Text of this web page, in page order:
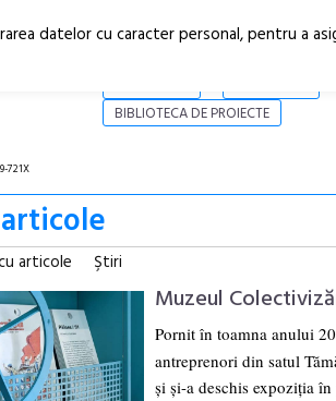
BIBLIOTECA DE PROIECTE
721X
articole Ştiri
Muzeul
Pornit în toamna anului
antreprenori din satul
și și-a deschis expoziția
datelor cu caracter personal, pentru a